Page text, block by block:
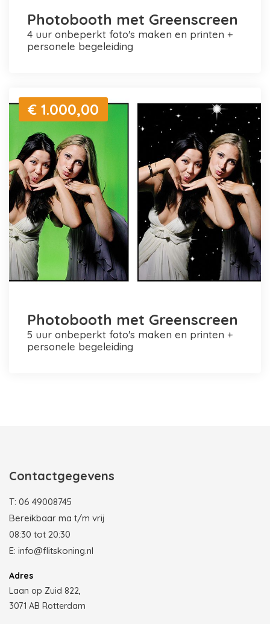
Photobooth met Greenscreen
4 uur onbeperkt foto's maken en printen +
personele begeleiding
€ 1.000,00
Photobooth met Greenscreen
5 uur onbeperkt foto's maken en printen +
personele begeleiding
Contactgegevens
T: 06 49008745
Bereikbaar ma t/m vrij
08:30 tot 20:30
E: info@flitskoning.nl
Adres
Laan op Zuid 822,
3071 AB Rotterdam